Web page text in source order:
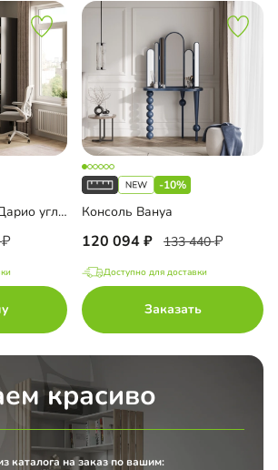
Письменный стол Дарио угловой
-10%
Консоль Вануа
120 094 133 440
Доступно для доставки
Заказать
красиво
каталога на заказ по вашим: